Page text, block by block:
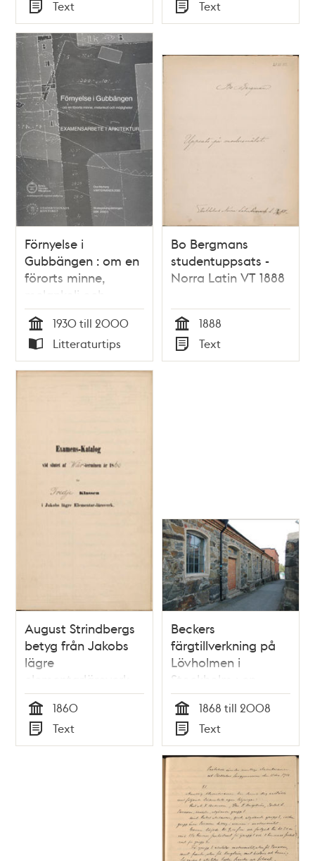
Typ
Text
Typ
Text
Förnyelse i
Gubbängen : om en
förorts minne,
melankoli och
möjligheter / Ove
Myrberg
Tid
1930 till 2000
Typ
Litteraturtips
Bo Bergmans
studentuppsats -
Norra Latin VT 1888
Tid
1888
Typ
Text
August Strindbergs
betyg från Jakobs
lägre
elementarläroverk
VT 1860
Tid
1860
Typ
Text
Beckers
färgtillverkning på
Lövholmen i
Stockholm : en
industrihistorisk
undersökning / Leif
Bivegård, Jonas
Vikström
Tid
1868 till 2008
Typ
Text